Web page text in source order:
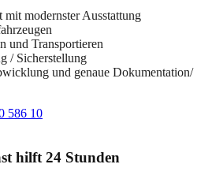
mit modernster Ausstattung
und Transportieren
/ Sicherstellung
und genaue Dokumentation/
586 10
hilft 24 Stunden